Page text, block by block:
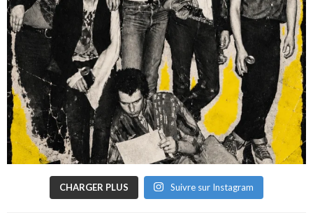
CHARGER PLUS Suivre sur Instagram